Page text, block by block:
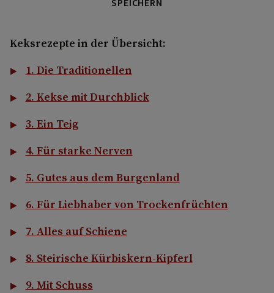
SPEICHERN
Keksrezepte in der Übersicht:
1. Die Traditionellen
2. Kekse mit Durchblick
3. Ein Teig
4. Für starke Nerven
5. Gutes aus dem Burgenland
6. Für Liebhaber von Trockenfrüchten
7. Alles auf Schiene
8. Steirische Kürbiskern-Kipferl
9. Mit Schuss